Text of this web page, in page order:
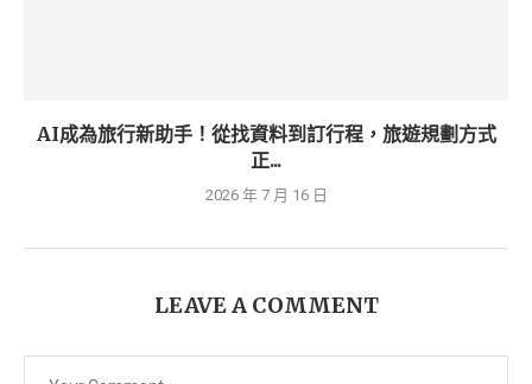
AI成為旅行新助手！從找資料到訂行程，旅遊規劃方式
正...
2026 年 7 月 16 日
LEAVE A COMMENT